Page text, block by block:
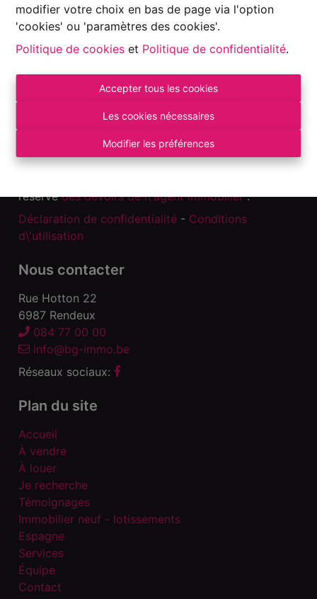
modifier votre choix en bas de page via l'option
'cookies' ou 'paramètres des cookies'.
Politique de cookies et Politique de confidentialité.
Accepter tous les cookies
Les cookies nécessaires
Modifier les préférences
Autorité de surveillance:
Institut professionnel des Agents Immobiliers, Rue
réservedes devoirs de l\'agent immobilier.
Déclaration de confidentialité - Conditions
d\'utilisation
Nous contacter
Rue Hotton 22
6987 Rendeux
084 77 00 00
info@bg-immo.be
Réseaux sociaux:
Plan du site
Accueil
À vendre
À louer
Je recherche
Témoignages
Immobilier neuf - lotissements
Espagne
Services
Équipe
Contact